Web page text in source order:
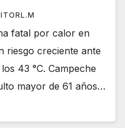
fatal por calor en
riesgo creciente ante
43 °C. Campeche
mayor de 61 años…